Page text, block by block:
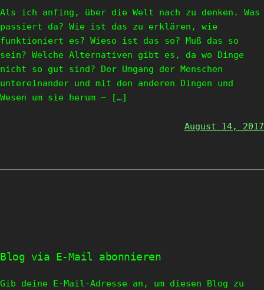
Als ich anfing, über die Welt nach zu denken. Was
passiert da? Wie ist das zu erklären, wie
funktioniert es? Wieso ist das so? Muß das so
sein? Welche Alternativen gibt es, da wo Dinge
nicht so gut sind? Der Umgang der Menschen
untereinander und mit den anderen Dingen und
Wesen um sie herum – […]
August 14, 2017
Blog via E-Mail abonnieren
Gib deine E-Mail-Adresse an, um diesen Blog zu